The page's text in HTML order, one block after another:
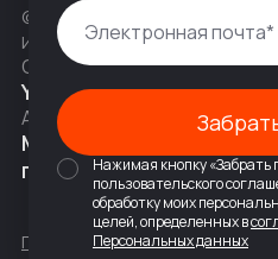
© 2010 — 2026 ООО
ИНН 9710142077, КПП
Соц сети
YouTubeНаписать в
Адрес
Москва, 2-я Тверская-
помещ. 7/2
Политика конфиденциальности
Нажимая кнопку «Забрать
пользовательского
обработку моих
целей, определенных в
Персональных данных